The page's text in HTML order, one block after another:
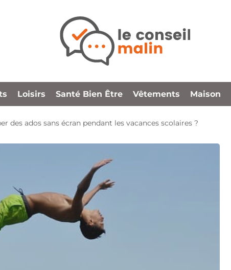
Loisirs Santé Bien Être Vêtements Maison
des ados sans écran pendant les vacances scolaires ?